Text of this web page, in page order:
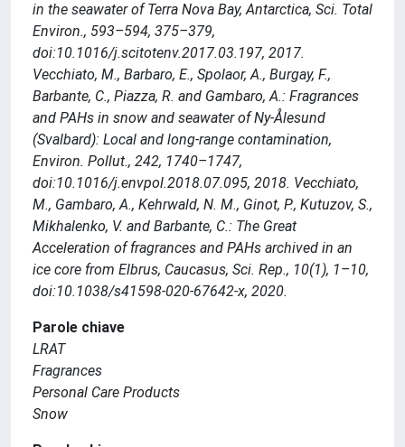
in the seawater of Terra Nova Bay, Antarctica, Sci. Total
Environ., 593–594, 375–379,
doi:10.1016/j.scitotenv.2017.03.197, 2017.
Vecchiato, M., Barbaro, E., Spolaor, A., Burgay, F.,
Barbante, C., Piazza, R. and Gambaro, A.: Fragrances
and PAHs in snow and seawater of Ny-Ålesund
(Svalbard): Local and long-range contamination,
Environ. Pollut., 242, 1740–1747,
doi:10.1016/j.envpol.2018.07.095, 2018. Vecchiato,
M., Gambaro, A., Kehrwald, N. M., Ginot, P., Kutuzov, S.,
Mikhalenko, V. and Barbante, C.: The Great
Acceleration of fragrances and PAHs archived in an
ice core from Elbrus, Caucasus, Sci. Rep., 10(1), 1–10,
doi:10.1038/s41598-020-67642-x, 2020.
Parole chiave
LRAT
Fragrances
Personal Care Products
Snow